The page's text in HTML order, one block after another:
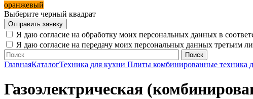
оранжевый
Выберите черный квадрат
Я даю согласие на обработку моих персональных данных в
Я даю согласие на передачу моих персональных данных третьим
ГлавнаяКаталогТехника для кухни Плиты комбинированные техника
Газоэлектрическая